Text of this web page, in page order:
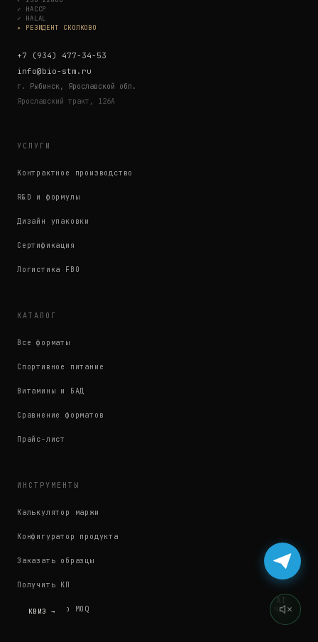
✓ HACCP
✓ HALAL
✦ РЕЗИДЕНТ СКОЛКОВО
+7 (934) 477-34-53
info@bio-stm.ru
г. Рыбинск, Ярославской обл.
Ярославский тракт, 126А
УСЛУГИ
Контрактное производство
R&D и формулы
Дизайн упаковки
Сертификация
Логистика FBO
КАТАЛОГ
Все форматы
Спортивное питание
Витамины и БАД
Сравнение форматов
Прайс-лист
ИНСТРУМЕНТЫ
Калькулятор маржи
Конфигуратор продукта
Заказать образцы
Получить КП
Калькулятор MOQ
КВИЗ →
AI
ЧАТ